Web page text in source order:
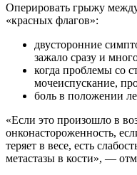
Оперировать грыжу
«красных флагов»:
двусторонние
зажало сразу и
когда проблемы со
мочеиспускание,
боль в положении
«Если это произошло в
онконастороженность,
теряет в весе, есть
метастазы в кости», —